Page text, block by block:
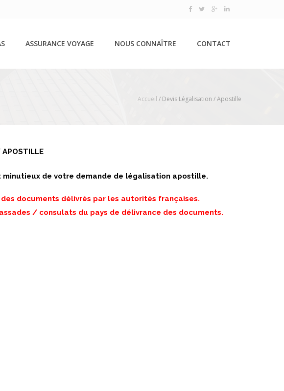
ASSURANCE VOYAGE NOUS CONNAÎTRE CONTACT
Accueil / Devis Légalisation / Apostille
APOSTILLE
minutieux de votre demande de légalisation apostille.
documents délivrés par les autorités françaises.
/ consulats du pays de délivrance des documents.